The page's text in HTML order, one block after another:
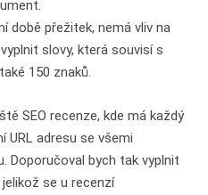
době přežitek, nemá vliv na
slovy, která souvisí s
150 znaků.
SEO recenze, kde má každý
URL adresu se všemi
Doporučoval bych tak vyplnit
se u recenzí